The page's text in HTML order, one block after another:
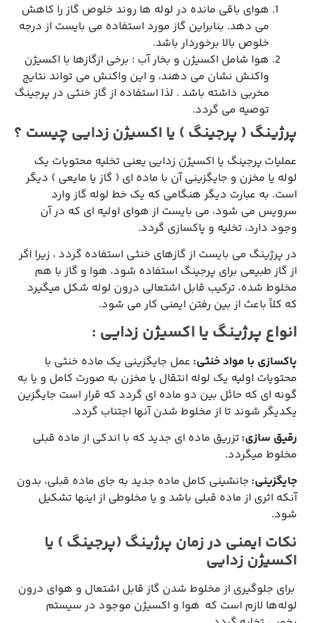
هوای باقی مانده در لوله ها روند خلوص گاز را کاهش
می دهد. بنابراین گاز مورد استفاده می بایست از درجه
خلوص بالا برخوردار باشد.
هوا شامل اکسیژن و بخار آب ؛ برخی ازگازها با اکسیژن
واکنش نشان می دهند، و این واکنش می تواند نتایج
مخربی داشته باشد . لذا استفاده از گاز خنثی در پرجینگ
توصیه می گردد.
پرژینگ ( پرجینگ ) یا اکسیژن زدایی چیست ؟
عملیات پرجینگ یا اکسیژن زدایی یعنی تخلیه محتویات یک
لوله یا مخزن و جایگزینی آن با ماده ای ( گاز یا مایعی ) دیگر
است. به عبارت دیگر هنگامی که یک خط لوله گاز وارد
سرویس می شود، می بایست از هوای اولیه ای که در آن
وجود دارد، تخلیه و پاکسازی گردد.
در پرژینگ می بایست از گازهای خنثی استفاده گردد ، زیرا اگر
از گاز طبیعی برای پرجینگ استفاده شود، هوا و گاز با هم
مخلوط شده، ترکیب قابل اشتعالی درون لوله شکل میگیرد
که کلاً باعث از بین رفتن ایمنی کار می شود.
انواع پرژینگ یا اکسیژن زدایی :
پاکسازی با مواد خنثی: عمل جایگزینی یک ماده خنثی با
محتویات اولیه یک لوله انتقال یا مخزن به صورت کامل و یا به
گونه ای که حائل بین دو ماده ای گردد که قرار است جایگزین
یکدیگر شوند تا از مخلوط شدن آنها اجتناب گردد.
رقیق سازی: تزریق ماده ای جدید که با اندکی از ماده قبلی
مخلوط میگردد.
جایگزینی: جانشینی کامل ماده جدید به جای ماده قبلی، بدون
آنکه اثری از ماده قبلی باشد و یا مخلوطی از اینها تشکیل
شود.
نکات ایمنی در زمان پرژینگ (پرجینگ ) یا
اکسیژن زدایی
برای جلوگیری از مخلوط شدن گاز قابل اشتعال و هوای درون
لوله‌ها لازم است كه هوا و اكسیژن موجود در سیستم